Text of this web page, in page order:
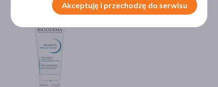
łojotok(24)
nadwrażliwość(24)
pokaż więcej
Główne składniki
gliceryna
Akceptuję i przechodzę do serwisu